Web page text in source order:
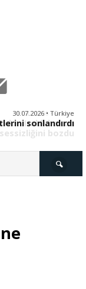
30.07.2026 • Türkiye
sonlandırdı